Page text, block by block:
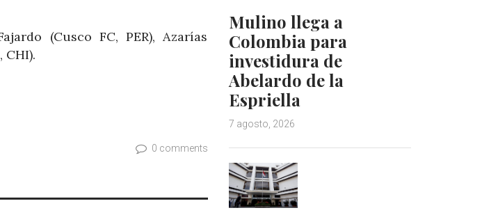
(Cusco FC, PER), Azarías
CHI).
0 comments
Mulino llega a
Colombia para
investidura de
Abelardo de la
Espriella
7 agosto, 2026